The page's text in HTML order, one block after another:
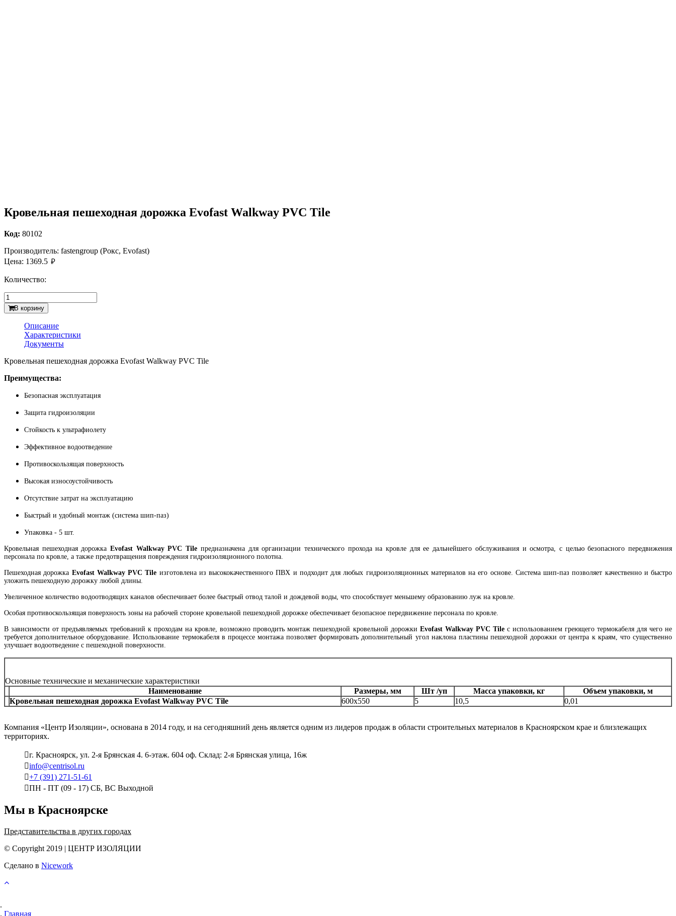
Кровельная пешеходная дорожка Evofast Walkway PVC Tile
Код: 80102
Производитель: fastengroup (Рокс, Evofast)
Цена: 1369.5 руб.
Количество:
В корзину
Описание
Характеристики
Документы
Кровельная пешеходная дорожка Evofast Walkway PVC Tile
Преимущества:
Безопасная эксплуатация
Защита гидроизоляции
Стойкость к ультрафиолету
Эффективное водоотведение
Противоскользящая поверхность
Высокая износоустойчивость
Отсутствие затрат на эксплуатацию
Быстрый и удобный монтаж (система шип-паз)
Упаковка - 5 шт.
Кровельная пешеходная дорожкаEvofast Walkway PVC Tile предназначена для организации технического прохода на кровле для ее дальнейшего обслуживания и осмотра, с целью безопасного передвижения
персонала по кровле, а также предотвращения повреждения гидроизоляционного полотна.
Пешеходная дорожка Evofast Walkway PVC Tile изготовлена из высококачественного ПВХ и подходит для любых гидроизоляционных материалов на его основе. Система шип-паз позволяет качественно и быстро
уложить пешеходную дорожку любой длины.
Увеличенное количество водоотводящих каналов обеспечивает более быстрый отвод талой и дождевой воды, что способствует меньшему образованию луж на кровле.
Особая противоскользящая поверхность зоны на рабочей стороне кровельной пешеходной дорожке обеспечивает безопасное передвижение персонала по кровле.
В зависимости от предъявляемых требований к проходам на кровле, возможно проводить монтаж пешеходной кровельной дорожки Evofast Walkway PVC Tileс использованием греющего термокабеля для чего не
требуется дополнительное оборудование. Использование термокабеля в процессе монтажа позволяет формировать дополнительный угол наклона пластины пешеходной дорожки от центра к краям, что существенно
улучшает водоотведение с пешеходной поверхности.
Основные технические и механические характеристики
Наименование
Размеры, мм Шт /уп Масса упаковки, кг
Объем упаковки, м
Кровельная пешеходная дорожка Evofast Walkway PVC Tile 600х550 5 10,5 0,01
Компания «Центр Изоляции», основана в 2014 году, и на сегодняшний день является одним из лидеров продаж в области строительных материалов в Красноярском крае и близлежащих
территориях.
г. Красноярск, ул. 2-я Брянская 4. 6-этаж. 604 оф. Склад: 2-я Брянская улица, 16ж
info@centrisol.ru
+7 (391) 271-51-61
ПН - ПТ (09 - 17) СБ, ВС Выходной
Мы в Красноярске
Представительства в других городах
© Copyright 2019 | ЦЕНТР ИЗОЛЯЦИИ
Сделано в Nicework
Главная